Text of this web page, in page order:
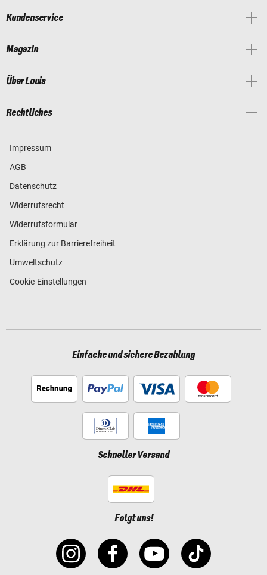
Kundenservice
Magazin
Über Louis
Rechtliches
Impressum
AGB
Datenschutz
Widerrufsrecht
Widerrufsformular
Erklärung zur Barrierefreiheit
Umweltschutz
Cookie-Einstellungen
Einfache und sichere Bezahlung
Schneller Versand
Folgt uns!